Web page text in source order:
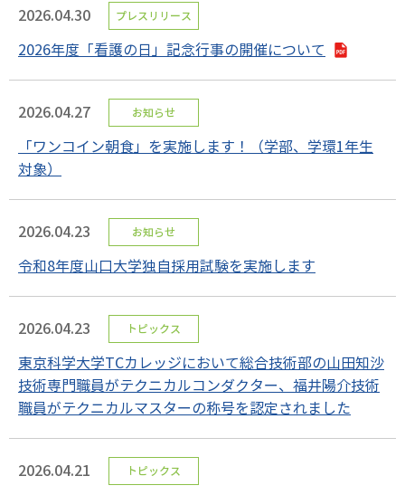
2026.04.30 プレスリリース
2026年度「看護の日」記念行事の開催について
2026.04.27 お知らせ
「ワンコイン朝食」を実施します！（学部、学環1年生
対象）
2026.04.23 お知らせ
令和8年度山口大学独自採用試験を実施します
2026.04.23 トピックス
東京科学大学TCカレッジにおいて総合技術部の山田知沙
技術専門職員がテクニカルコンダクター、福井陽介技術
職員がテクニカルマスターの称号を認定されました
2026.04.21 トピックス